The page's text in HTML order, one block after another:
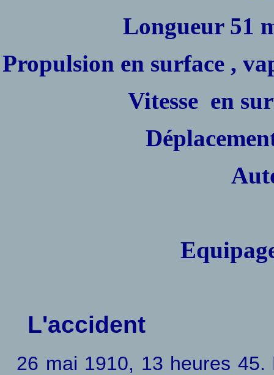
Longueur 51
Propulsion en surface ,
Vitesse en
L'accident
26 mai 1910, 13 heures